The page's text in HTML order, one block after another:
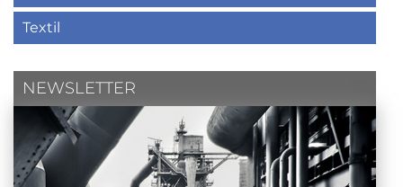
Textil
NEWSLETTER